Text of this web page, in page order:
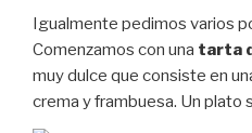
Igualmente pedimos varios
Comenzamos con una tarta
muy dulce que consiste en
crema y frambuesa. Un plato